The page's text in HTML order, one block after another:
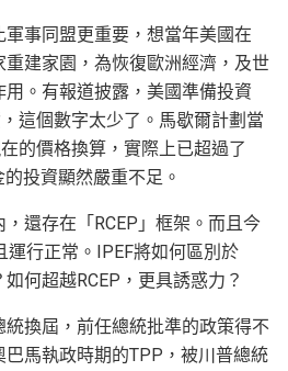
事同盟更重要，想當年美國在
重建家園，為恢復歐洲經濟，及世
。有報道披露，美國準備投資
這個數字太少了。馬歇爾計劃當
的價格換算，實際上已超過了
投資顯然嚴重不足。
還存在「RCEP」框架。而且今
行正常。IPEF將如何區別於
如何超越RCEP，更具誘惑力？
換屆，前任總統批準的政策得不
馬執政時期的TPP，被川普總統